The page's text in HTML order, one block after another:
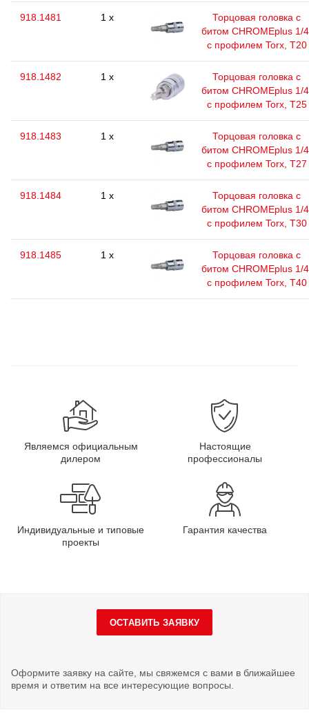
918.1481 1 x
Торцовая головка с
битом CHROMEplus 1/
с профилем Torx, T20
918.1482 1 x
Торцовая головка с
битом CHROMEplus 1/
с профилем Torx, T25
918.1483 1 x
Торцовая головка с
битом CHROMEplus 1/
с профилем Torx, T27
918.1484 1 x
Торцовая головка с
битом CHROMEplus 1/
с профилем Torx, T30
918.1485 1 x
Торцовая головка с
битом CHROMEplus 1/
с профилем Torx, T40
Являемся официальным
дилером
Настоящие
профессионалы
Индивидуальные и типовые
проекты
Гарантия качества
ОСТАВИТЬ ЗАЯВКУ
Оформите заявку на сайте, мы свяжемся с вами в ближайшее
время и ответим на все интересующие вопросы.